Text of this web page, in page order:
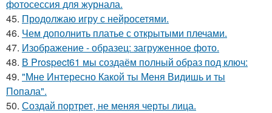
фотосессия для журнала.
45. Продолжаю игру с нейросетями.
46. Чем дополнить платье с открытыми плечами.
47. Изображение - образец: загруженное фото.
48. В Prospect61 мы создаём полный образ под ключ:
49. "Мне Интересно Какой ты Меня Видишь и ты
Попала".
50. Создай портрет, не меняя черты лица.